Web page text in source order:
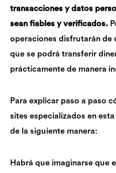
transacciones y datos
sean fiables y verificados.
operaciones disfrutarán de
que se podrá transferir
prácticamente de manera
Para explicar paso a paso
sites especializados en
de la siguiente manera:
Habrá que imaginarse que